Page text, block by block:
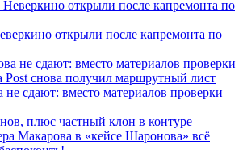
открыли после капремонта по
сдают: вместо материалов проверки